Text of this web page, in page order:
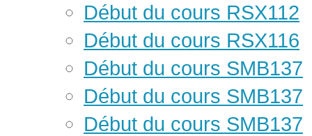
Début du cours RSX112
Début du cours RSX116
Début du cours SMB137
Début du cours SMB137
Début du cours SMB137